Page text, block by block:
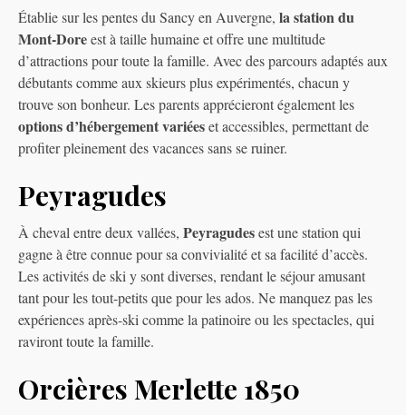
Établie sur les pentes du Sancy en Auvergne, la station du
Mont-Doreest à taille humaine et offre une multitude
d’attractions pour toute la famille. Avec des parcours adaptés aux
débutants comme aux skieurs plus expérimentés, chacun y
trouve son bonheur. Les parents apprécieront également les
options d’hébergement variéeset accessibles, permettant de
profiter pleinement des vacances sans se ruiner.
Peyragudes
À cheval entre deux vallées, Peyragudesest une station qui
gagne à être connue pour sa convivialité et sa facilité d’accès.
Les activités de ski y sont diverses, rendant le séjour amusant
tant pour les tout-petits que pour les ados. Ne manquez pas les
expériences après-ski comme la patinoire ou les spectacles, qui
raviront toute la famille.
Orcières Merlette 1850